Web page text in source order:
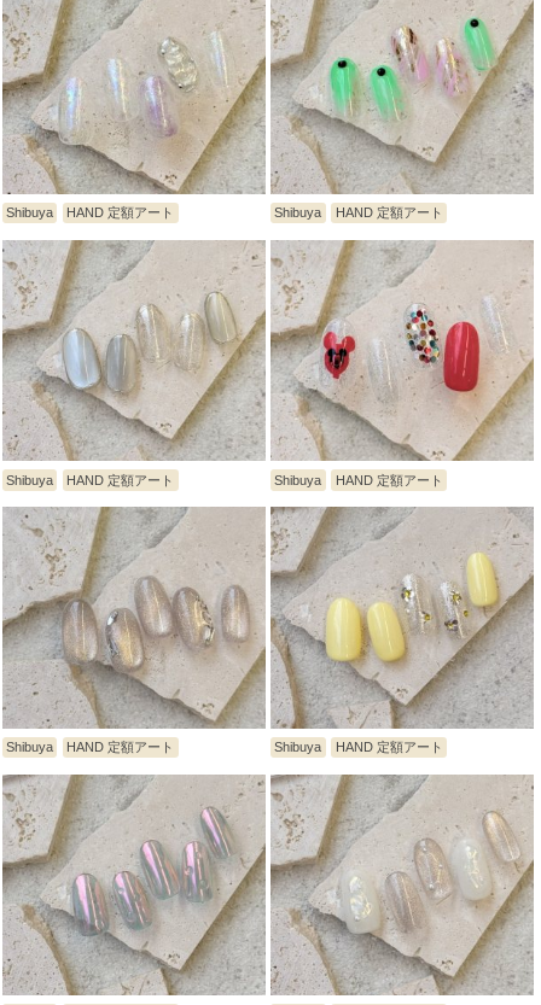
Shibuya HAND 定額アート Shibuya HAND 定額アート
Shibuya HAND 定額アート Shibuya HAND 定額アート
Shibuya HAND 定額アート Shibuya HAND 定額アート